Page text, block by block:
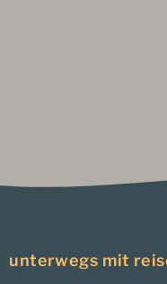
unterwegs mit